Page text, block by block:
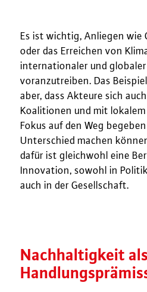
Es ist wichtig, Anliegen wie
oder das Erreichen von
internationaler und globaler
voranzutreiben. Das
aber, dass Akteure sich
Koalitionen und mit
Fokus auf den Weg
Unterschied machen
dafür ist gleichwohl eine
Innovation, sowohl in
auch in der Gesellschaft.
Nachhaltigkeit als